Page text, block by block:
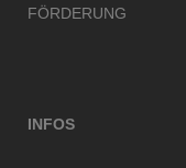
FÖRDERUNG
INFOS